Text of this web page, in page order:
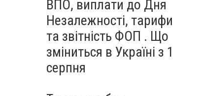
ВПО, виплати до Дня
Незалежності, тарифи
та звітність ФОП . Що
зміниться в Україні з 1
серпня